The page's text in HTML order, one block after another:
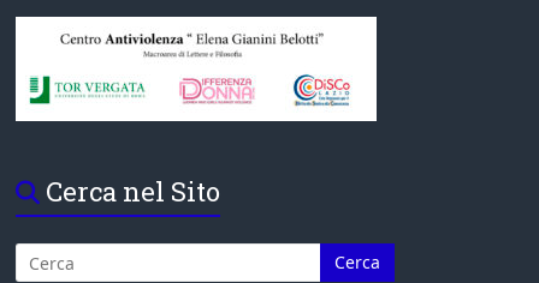
Cerca nel Sito